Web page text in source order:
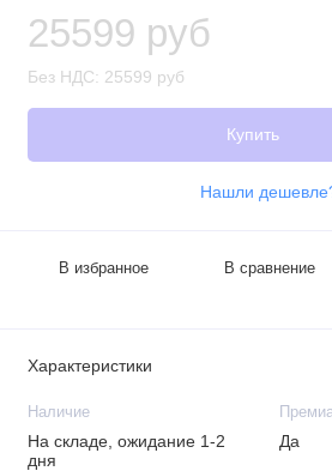
25599 руб
Без НДС: 25599 руб
Купить
Нашли
В избранное В сравнение
Характеристики
Наличие
На складе, ожидание 1-2
дня
Да